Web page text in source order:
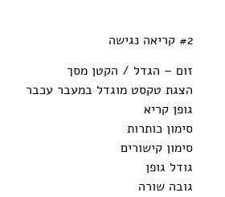
#2 קריאה נגישה
זום – הגדל / הקטן מסך
הצגת טקסט מוגדל במעבר עכבר
גופן קריא
סימון כותרות
סימון קישורים
גודל גופן
גובה שורה